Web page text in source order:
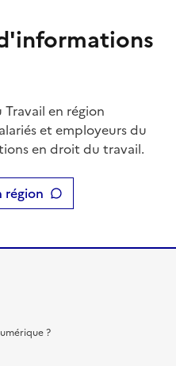
en région
et employeurs du
en droit du travail.
région
?